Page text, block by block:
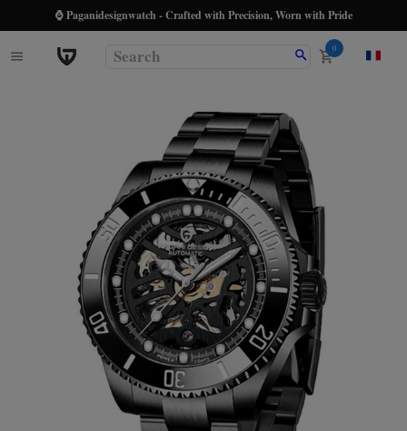
⌚ Paganidesignwatch - Crafted with Precision, Worn with Pride
0